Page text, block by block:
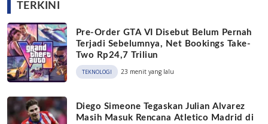
TERKINI
Pre-Order GTA VI Disebut Belum Pernah
Terjadi Sebelumnya, Net Bookings Take-
Two Rp24,7 Triliun
TEKNOLOGI 23 menit yang lalu
Diego Simeone Tegaskan Julian Alvarez
Masih Masuk Rencana Atletico Madrid di